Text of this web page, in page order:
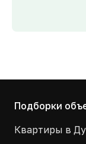
Подборки
Квартиры в